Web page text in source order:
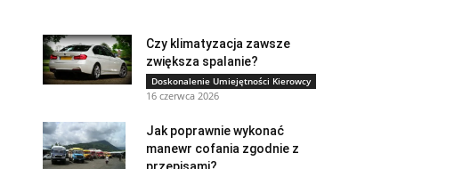
Czy klimatyzacja zawsze
zwiększa spalanie?
Doskonalenie Umiejętności Kierowcy
16 czerwca 2026
Jak poprawnie wykonać
manewr cofania zgodnie z